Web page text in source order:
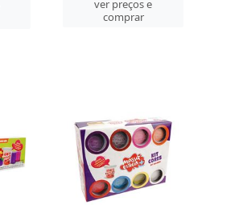
ver preços e
comprar